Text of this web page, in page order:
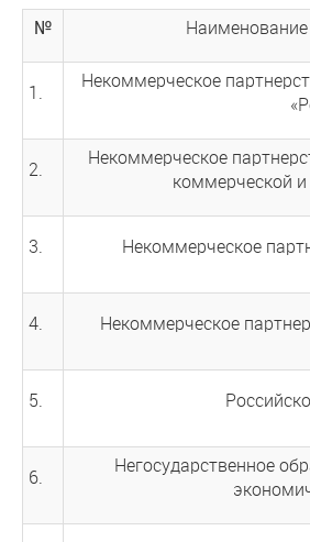
№
1.
Некоммерческое
2.
Некоммерческое
коммерческой
3. Некоммерческое
4. Некоммерческое
5.
6.
Негосударственное